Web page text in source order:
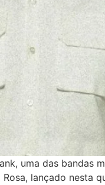
uma das bandas
lançado nesta